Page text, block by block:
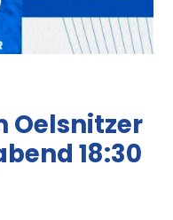
Oelsnitzer
18:30